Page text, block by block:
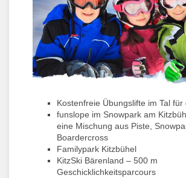
Kostenfreie Übungslifte im Tal für
funslope im Snowpark am
eine Mischung aus Piste,
Boardercross
Familypark Kitzbühel
KitzSki Bärenland – 500 m
Geschicklichkeitsparcours